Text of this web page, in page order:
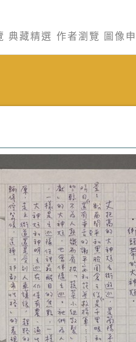
典藏精選 作者瀏覽 圖像